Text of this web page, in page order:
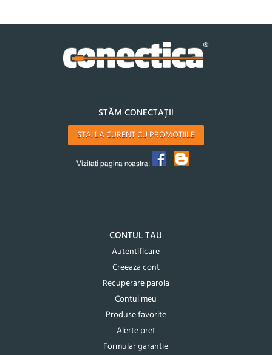
STĂM CONECTAȚI!
STAI LA CURENT CU PROMOTIILE
Vizitati pagina noastra:
CONTUL TAU
Autentificare
Creeaza cont
Recuperare parola
Contul meu
Produse favorite
Alerte pret
Formular garantie